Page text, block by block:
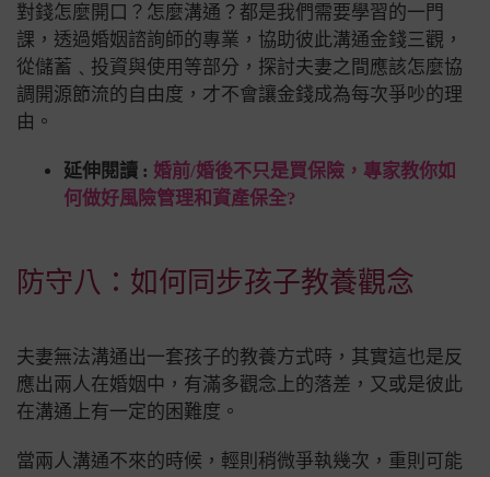
對錢怎麼開口？怎麼溝通？都是我們需要學習的一門
課，透過婚姻諮詢師的專業，協助彼此溝通金錢三觀，
從儲蓄﹑投資與使用等部分，探討夫妻之間應該怎麼協
調開源節流的自由度，才不會讓金錢成為每次爭吵的理
由。
延伸閱讀 : 婚前/婚後不只是買保險，專家教你如
何做好風險管理和資產保全?
防守八：如何同步孩子教養觀念
夫妻無法溝通出一套孩子的教養方式時，其實這也是反
應出兩人在婚姻中，有滿多觀念上的落差，又或是彼此
在溝通上有一定的困難度。
當兩人溝通不來的時候，輕則稍微爭執幾次，重則可能